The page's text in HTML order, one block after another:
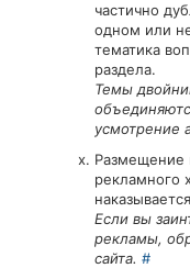
частично
одном или
тематика
раздела.
Темы
усмотрение
Размещение
рекламного
Если вы
рекламы,
сайта. #